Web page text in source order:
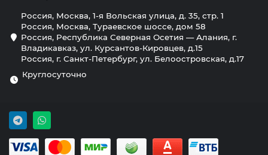
Россия, Москва, 1-я Вольская улица, д. 35, стр. 1
Россия, Москва, Тураевское шоссе, дом 58
Россия, Республика Северная Осетия — Алания, г.
Владикавказ, ул. Курсантов-Кировцев, д.15
Россия, г. Санкт-Петербург, ул. Белоостровская, д.17
Круглосуточно